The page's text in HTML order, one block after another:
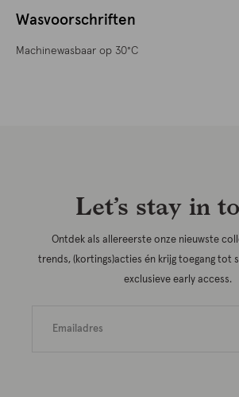
Wasvoorschriften
Machinewasbaar op 30°C
Let’s stay in
Ontdek als allereerste onze nieuwste
trends, (kortings)acties én krijg toegang tot
exclusieve early access.